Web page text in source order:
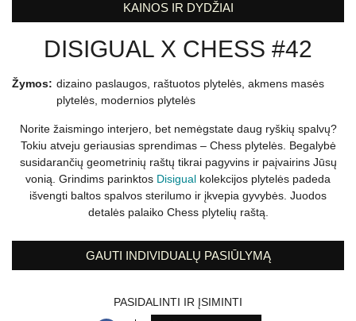
KAINOS IR DYDŽIAI
DISIGUAL X CHESS #42
Žymos: dizaino paslaugos, raštuotos plytelės, akmens masės
plytelės, modernios plytelės
Norite žaismingo interjero, bet nemėgstate daug ryškių spalvų?
Tokiu atveju geriausias sprendimas – Chess plytelės. Begalybė
susidarančių geometrinių raštų tikrai pagyvins ir paįvairins Jūsų
vonią. Grindims parinktos Disigual kolekcijos plytelės padeda
išvengti baltos spalvos sterilumo ir įkvepia gyvybės. Juodos
detalės palaiko Chess plytelių raštą.
GAUTI INDIVIDUALŲ PASIŪLYMĄ
PASIDALINTI IR ĮSIMINTI